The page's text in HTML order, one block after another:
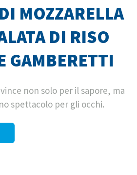
MOZZARELLA
DI RISO
GAMBERETTI
non solo per il sapore, ma
spettacolo per gli occhi.